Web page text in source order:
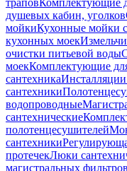
траповКомплектующие
душевых кабин, уголков
мойкиКухонные мойки
кухонных моек
очистки питьевой воды
моекКомплектующие
сантехника
сантехники
водопроводные
сантехнические
полотенцесушителей
сантехники
протечекЛюки
магистральных